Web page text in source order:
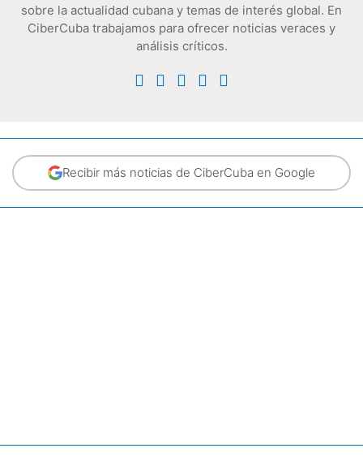
sobre la actualidad cubana y temas de interés global. En
CiberCuba trabajamos para ofrecer noticias veraces y
análisis críticos.
Recibir más noticias de CiberCuba en Google